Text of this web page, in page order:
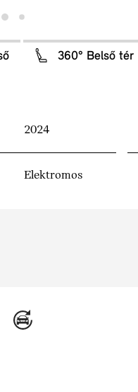
360° Belső tér
2024
Elektromos